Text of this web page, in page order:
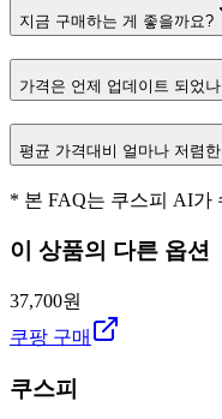
지금 구매하는 게 좋을까요?
가격은 언제 업데이트 되었
평균 가격대비 얼마나 저렴
* 본 FAQ는 쿠스피 AI가
이 상품의 다른 옵션
37,700원
쿠팡 구매
쿠스피